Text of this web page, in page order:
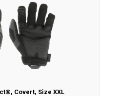
Covert, Size XXL